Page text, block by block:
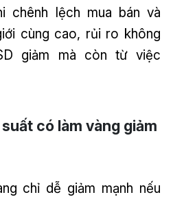
chênh lệch mua bán và
cùng cao, rủi ro không
giảm mà còn từ việc
có làm vàng giảm
chỉ dễ giảm mạnh nếu